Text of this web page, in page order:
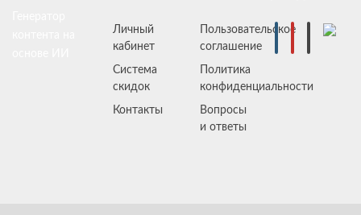
Личный
кабинет
Система
скидок
Контакты
Пользовательское
соглашение
Политика
конфиденциальности
Вопросы
и ответы